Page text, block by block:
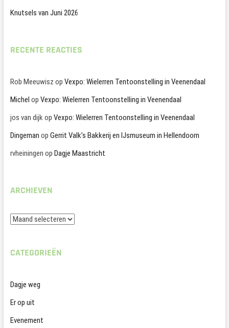
Knutsels van Juni 2026
RECENTE REACTIES
Rob Meeuwisz op Vexpo: Wielerren Tentoonstelling in Veenendaal
Michel op Vexpo: Wielerren Tentoonstelling in Veenendaal
jos van dijkop Vexpo: Wielerren Tentoonstelling in Veenendaal
Dingeman op Gerrit Valk’s Bakkerij en IJsmuseum in Hellendoorn
rvheiningen op Dagje Maastricht
ARCHIEVEN
Archieven
CATEGORIEËN
Dagje weg
Er op uit
Evenement